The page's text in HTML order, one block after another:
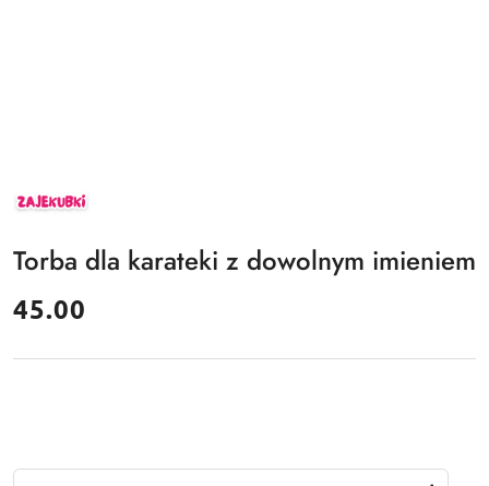
ZAJEKUBKI
Torba dla karateki z dowolnym imieniem
cena:
45.00